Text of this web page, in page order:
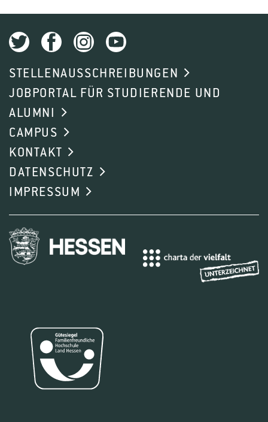
STELLENAUSSCHREIBUNGEN
JOBPORTAL FÜR STUDIERENDE UND
ALUMNI
CAMPUS
KONTAKT
DATENSCHUTZ
IMPRESSUM